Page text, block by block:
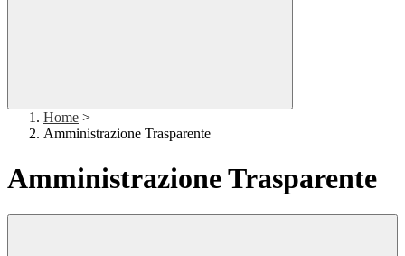
Home >
Amministrazione Trasparente
Amministrazione Trasparente